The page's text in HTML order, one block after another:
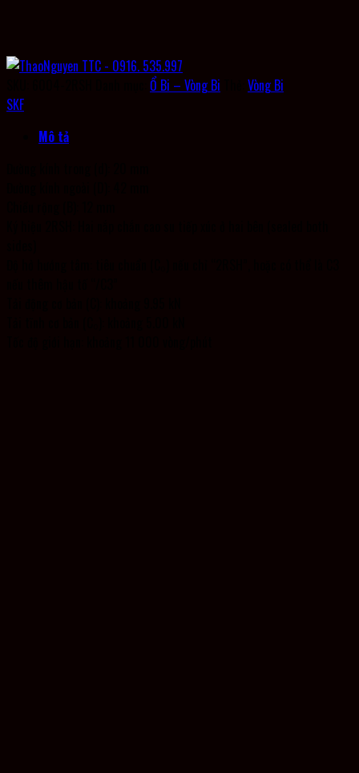
Ổ Bi – Vòng Bi
Vòng Bi
SKF
Mô tả